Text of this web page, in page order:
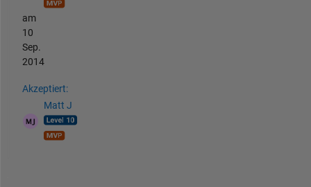
am
10
Sep.
2014
Akzeptiert:
Matt J